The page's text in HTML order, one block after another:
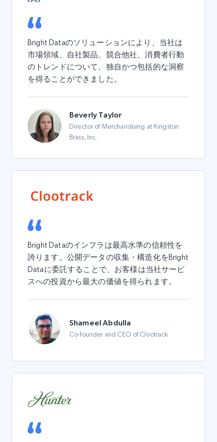
Bright Dataのソリューションにより、当社は
市場領域、自社製品、競合他社、消費者行動
のトレンドについて、独自かつ包括的な洞察
を得ることができました。
Beverly Taylor
Director of Merchandising at Kingston
Brass, Inc.
Bright Dataのインフラは最高水準の信頼性を
誇ります。公開データの収集・構造化をBright
Dataに委託することで、お客様は当社サービ
スへの投資から最大の価値を得られます。
Shameel Abdulla
Co-founder and CEO of Clootrack